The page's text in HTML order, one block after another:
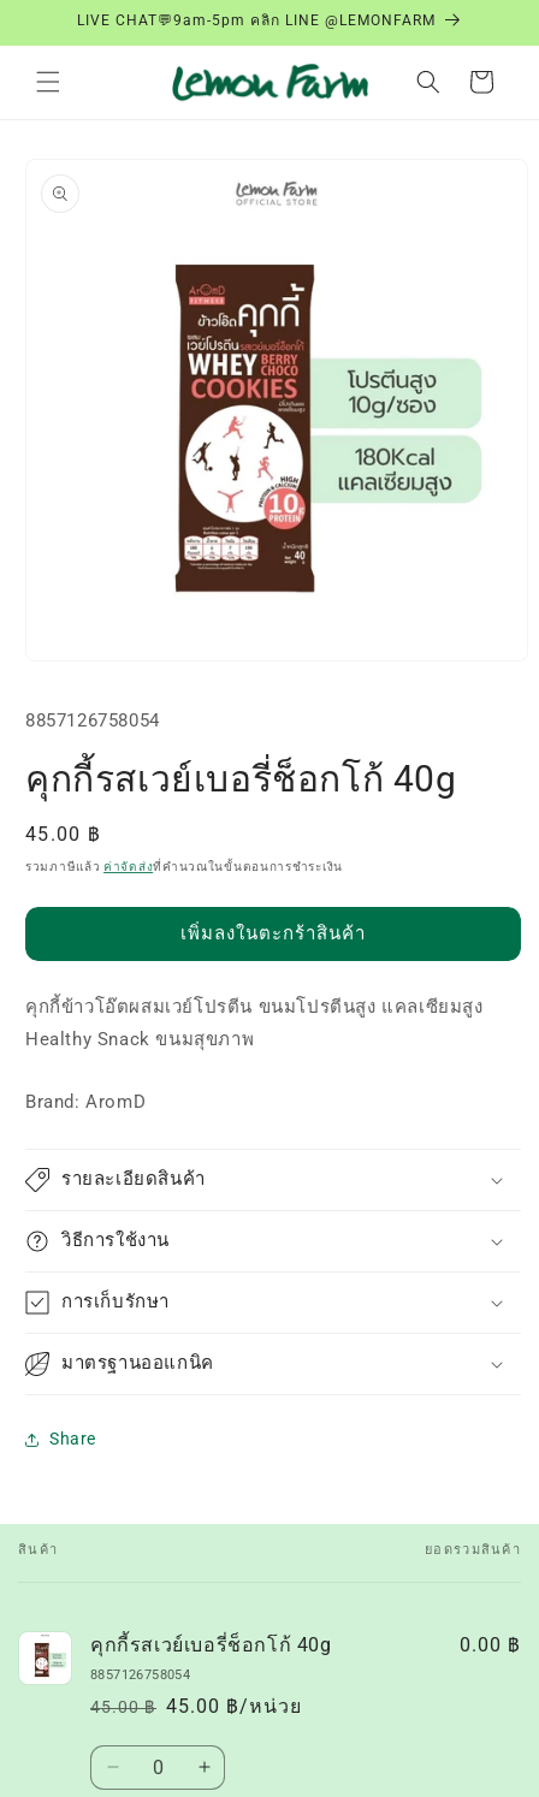
เนื้อหา
LIVE CHAT💬9am-5pm คลิก LINE @LEMONFARM
สินค้า
สินค้า
1
ดอล
SKU:
8857126758054
คุกกี้รสเวย์เบอรี่ช็อกโก้ 40g
ราคา
ปกติ
45.00 ฿
รวมภาษีแล้ว ค่าจัดส่งที่คำนวณในขั้นตอนการชำระเงิน
เพิ่มลงในตะกร้าสินค้า
คุกกี้ข้าวโอ๊ตผสมเวย์โปรตีน ขนมโปรตีนสูง แคลเซียมสูง
Healthy Snack ขนมสุขภาพ
Brand: AromD
รายละเอียดสินค้า
วิธีการใช้งาน
การเก็บรักษา
มาตรฐานออแกนิค
Share
ตะกร้า
คุณ
สินค้า ยอดรวมสินค้า
คุกกี้รสเวย์เบอรี่ช็อกโก้ 40g
8857126758054
ราคา
ปกติ
45.00 ฿
ราคา
โปรโมชัน
45.00 ฿/หน่วย
0.00 ฿
ปริมาณ
ลด
เพิ่ม